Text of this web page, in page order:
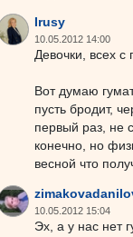
Irusy
10.05.2012 14:00
Девочки, всех
Вот думаю
пусть бродит,
первый раз, не
конечно, но
весной что
10.05.2012 15:04
Эх, а у нас нет